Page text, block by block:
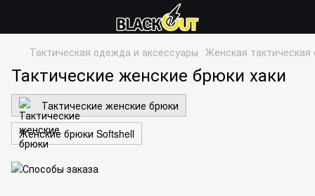
Тактическая одежда и аксессуары Женская
Тактические женские брюки хаки
Тактические женские брюки
Женские брюки Softshell